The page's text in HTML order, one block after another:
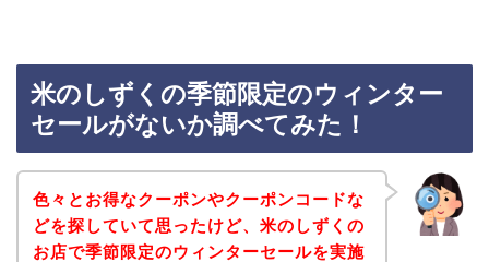
米のしずくの季節限定のウィンター
セールがないか調べてみた！
色々とお得なクーポンやクーポンコードな
どを探していて思ったけど、米のしずくの
お店で季節限定のウィンターセールを実施